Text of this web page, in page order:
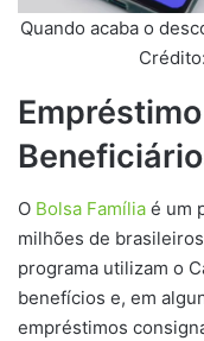
Quando acaba o
O Bolsa Família é um
milhões de
programa utilizam o
benefícios e, em
empréstimos